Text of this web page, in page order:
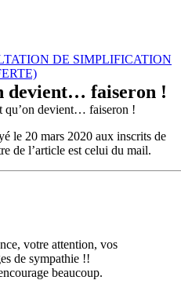
DE SIMPLIFICATION
devient… faiseron !
qu’on devient… faiseron !
le 20 mars 2020 aux inscrits de
de l’article est celui du mail.
votre attention, vos
de sympathie !!
beaucoup.